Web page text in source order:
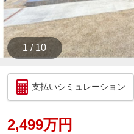
1 / 10
支払いシミュレーション
2,499万円